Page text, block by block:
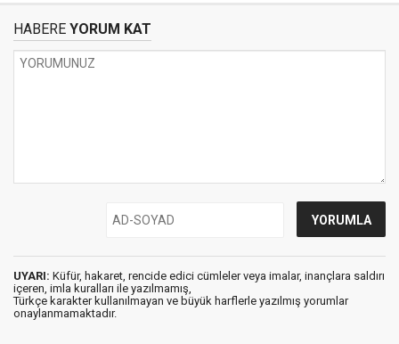
HABERE YORUM KAT
UYARI: Küfür, hakaret, rencide edici cümleler veya imalar, inançlara saldırı
içeren, imla kuralları ile yazılmamış,
Türkçe karakter kullanılmayan ve büyük harflerle yazılmış yorumlar
onaylanmamaktadır.